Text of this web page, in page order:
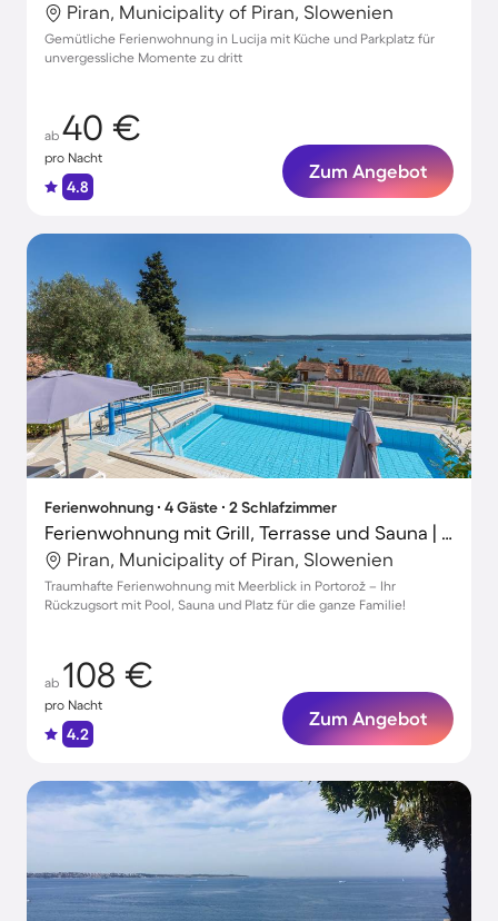
Piran, Municipality of Piran, Slowenien
Gemütliche Ferienwohnung in Lucija mit Küche und Parkplatz für
unvergessliche Momente zu dritt
ab 40 €
pro Nacht
4.8
Zum Angebot
Ferienwohnung ∙ 4 Gäste ∙ 2 Schlafzimmer
Ferienwohnung mit Grill, Terrasse und Sauna | Panoramablick
Piran, Municipality of Piran, Slowenien
Traumhafte Ferienwohnung mit Meerblick in Portorož – Ihr
Rückzugsort mit Pool, Sauna und Platz für die ganze Familie!
ab 108 €
pro Nacht
4.2
Zum Angebot